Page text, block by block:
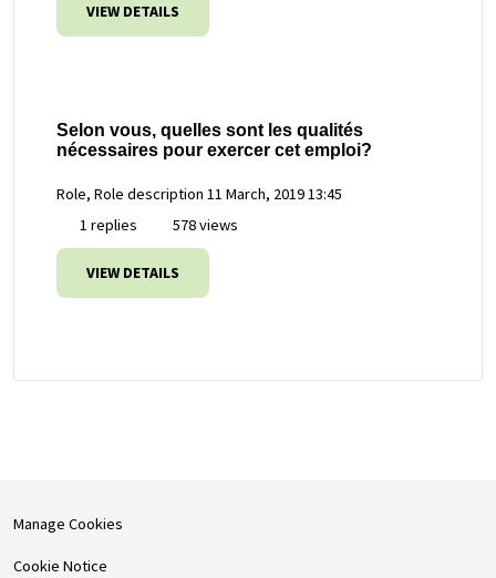
VIEW DETAILS
Selon vous, quelles sont les qualités
nécessaires pour exercer cet emploi?
Role, Role description 11 March, 2019 13:45
1 replies
578 views
VIEW DETAILS
Manage Cookies
Cookie Notice